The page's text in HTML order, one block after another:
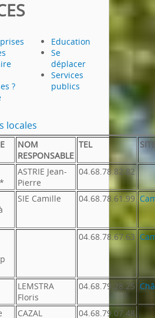
?
Education
Se
déplacer
Services
publics
locales
NOM
RESPONSABLE
TEL
ASTRIE Jean-
Pierre
04.68.78.82.82
SIE Camille 04.68.78.61.99
04.68.78.67.63
LEMSTRA
Floris
04.68.79.28.25
CAZAL
04.68.79.07.48